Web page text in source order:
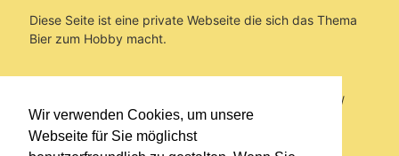
Wir verwenden Cookies, um unsere
Webseite für Sie möglichst
Diese Seite ist eine private Webseite die sich das Thema
Bier zum Hobby macht.
Sie befinden sich auf https://www.bierkreiszeichen.at/
im Pfad:Übers Bier/Biersorten